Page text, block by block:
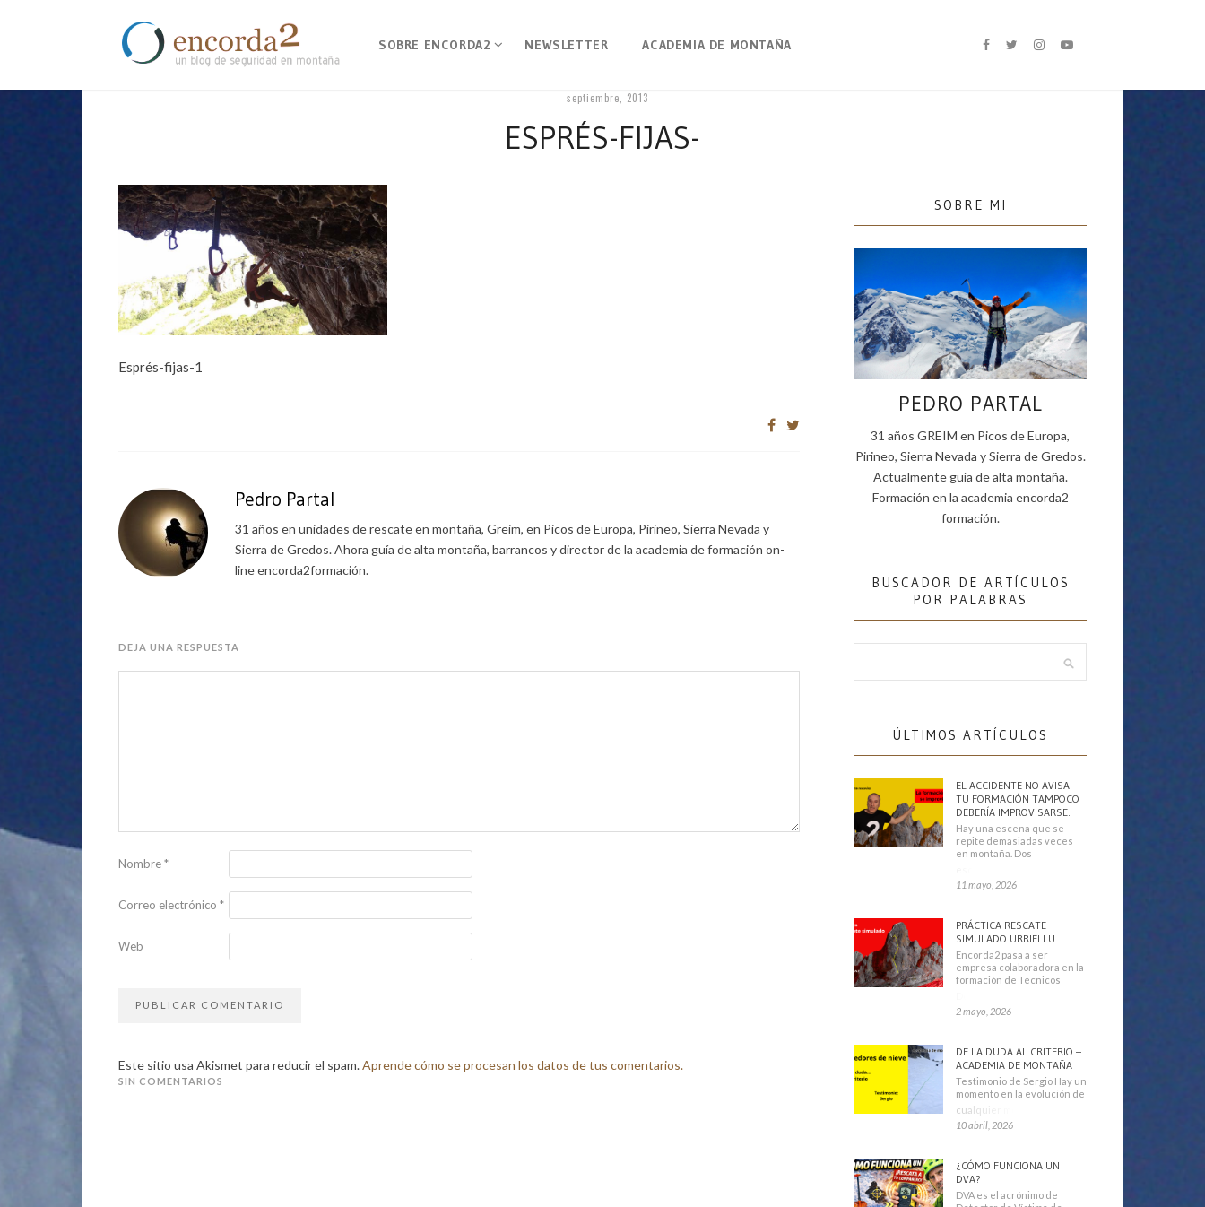
SOBRE ENCORDA2 NEWSLETTER ACADEMIA DE MONTAÑA
septiembre, 2013
ESPRÉS-FIJAS-
Esprés-fijas-1
Pedro Partal
31 años en unidades de rescate en montaña, Greim, en Picos de Europa, Pirineo, Sierra Nevada y
Sierra de Gredos. Ahora guía de alta montaña, barrancos y director de la academia de formación on-
line encorda2formación.
DEJA UNA RESPUESTA
Nombre*
Correo electrónico *
Web
Este sitio usa Akismet para reducir el spam.Aprende cómo se procesan los datos de tus comentarios.
SIN COMENTARIOS
SOBRE MI
PEDRO PARTAL
31 años GREIM en Picos de Europa,
Pirineo, Sierra Nevada y Sierra de Gredos.
Actualmente guía de alta montaña.
Formación en la academia encorda2
formación.
BUSCADOR DE ARTÍCULOS
POR PALABRAS
ÚLTIMOS ARTÍCULOS
EL ACCIDENTE NO AVISA.
TU FORMACIÓN TAMPOCO
DEBERÍA IMPROVISARSE.
Hay una escena que se
repite demasiadas veces
en montaña. Dos
11 mayo, 2026
PRÁCTICA RESCATE
SIMULADO URRIELLU
Encorda2 pasa a ser
empresa colaboradora en la
formación de Técnicos
2 mayo, 2026
DE LA DUDA AL CRITERIO –
ACADEMIA DE MONTAÑA
Testimonio de Sergio Hay un
momento en la evolución de
cualquier montañero
10 abril, 2026
¿CÓMO FUNCIONA UN
DVA?
DVA es el acrónimo de